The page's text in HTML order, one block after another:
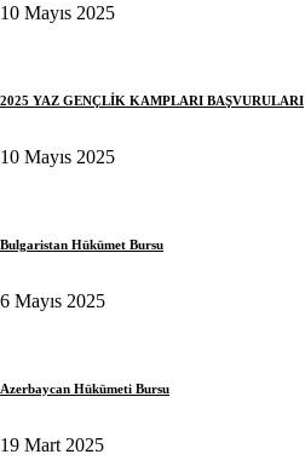
10 Mayıs 2025
2025 YAZ GENÇLİK KAMPLARI BAŞVURULARI
10 Mayıs 2025
Bulgaristan Hükümet Bursu
6 Mayıs 2025
Azerbaycan Hükümeti Bursu
19 Mart 2025